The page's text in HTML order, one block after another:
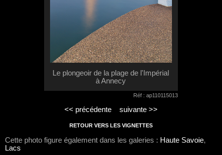
Le plongeoir de la plage de l'Impérial
à Annecy
Réf : ap110115013
<< précédente suivante >>
RETOUR VERS LES VIGNETTES
Cette photo figure également dans les galeries : Haute Savoie,
Lacs